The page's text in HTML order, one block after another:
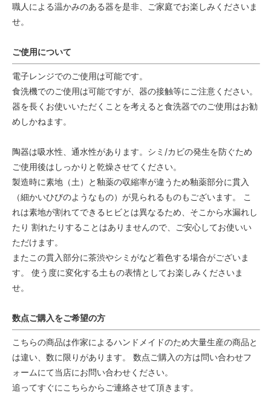
職人による温かみのある器を是非、ご家庭でお楽しみくださいま
せ。
ご使用について
電子レンジでのご使用は可能です。
食洗機でのご使用は可能ですが、器の接触等にご注意ください。
器を長くお使いいただくことを考えると食洗器でのご使用はお勧
めしかねます。
陶器は吸水性、通水性があります。シミ/カビの発生を防ぐため
ご使用後はしっかりと乾燥させてください。
製造時に素地（土）と釉薬の収縮率が違うため釉薬部分に貫入
（細かいひびのようなもの）が見られるものもございます。 こ
れは素地が割れてできるヒビとは異なるため、そこから水漏れし
たり 割れたりすることはありませんので、ご安心してお使いい
ただけます。
またこの貫入部分に茶渋やシミがなど着色する場合がございま
す。 使う度に変化する土もの表情としてお楽しみくださいま
せ。
数点ご購入をご希望の方
こちらの商品は作家によるハンドメイドのため大量生産の商品と
は違い、数に限りがあります。 数点ご購入の方は問い合わせフ
ォームにて当店にお問い合わせください。
追ってすぐにこちらからご連絡させて頂きます。